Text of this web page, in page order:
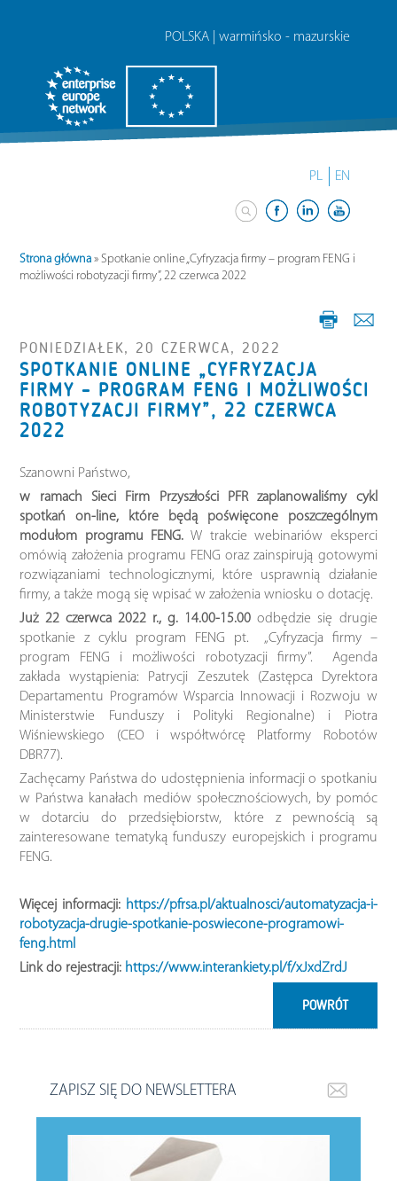
POLSKA | warmińsko - mazurskie
PL EN
Strona główna »Spotkanie online „Cyfryzacja firmy – program FENG i
możliwości robotyzacji firmy”, 22 czerwca 2022
PONIEDZIAŁEK, 20 CZERWCA, 2022
SPOTKANIE ONLINE „CYFRYZACJA
FIRMY – PROGRAM FENG I MOŻLIWOŚCI
ROBOTYZACJI FIRMY”, 22 CZERWCA
2022
Szanowni Państwo,
w ramach Sieci Firm Przyszłości PFR zaplanowaliśmy cykl
spotkań on-line, które będą poświęcone poszczególnym
modułom programu FENG. W trakcie webinariów eksperci
omówią założenia programu FENG oraz zainspirują gotowymi
rozwiązaniami technologicznymi, które usprawnią działanie
firmy, a także mogą się wpisać w założenia wniosku o dotację.
Już 22 czerwca 2022 r., g. 14.00-15.00 odbędzie się drugie
spotkanie z cyklu program FENG pt. „Cyfryzacja firmy –
program FENG i możliwości robotyzacji firmy”. Agenda
zakłada wystąpienia: Patrycji Zeszutek (Zastępca Dyrektora
Departamentu Programów Wsparcia Innowacji i Rozwoju w
Ministerstwie Funduszy i Polityki Regionalne) i Piotra
Wiśniewskiego (CEO i współtwórcę Platformy Robotów
DBR77).
Zachęcamy Państwa do udostępnienia informacji o spotkaniu
w Państwa kanałach mediów społecznościowych, by pomóc
w dotarciu do przedsiębiorstw, które z pewnością są
zainteresowane tematyką funduszy europejskich i programu
FENG.
Więcej informacji: https://pfrsa.pl/aktualnosci/automatyzacja-i-
robotyzacja-drugie-spotkanie-poswiecone-programowi-
feng.html
Link do rejestracji: https://www.interankiety.pl/f/xJxdZrdJ
POWRÓT
ZAPISZ SIĘ DO NEWSLETTERA